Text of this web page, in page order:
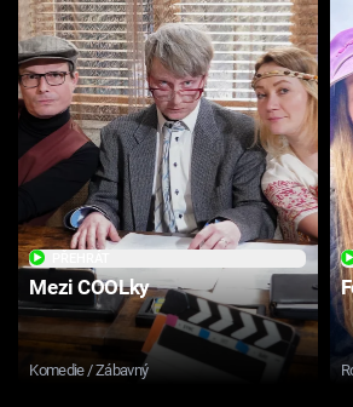
Mezi COOLky
Komedie / Zábavný